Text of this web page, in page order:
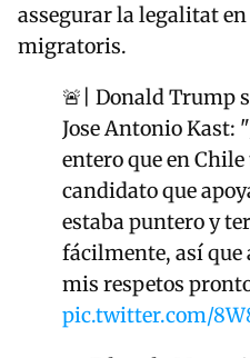
assegurar la legalitat en
migratoris.
🚨| Donald Trump
Jose Antonio Kast:
entero que en
candidato que
estaba puntero y
fácilmente, así
mis respetos
pic.twitter.com/